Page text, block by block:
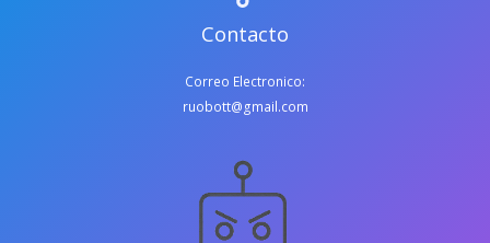
Contacto
Correo Electronico:
ruobott@gmail.com